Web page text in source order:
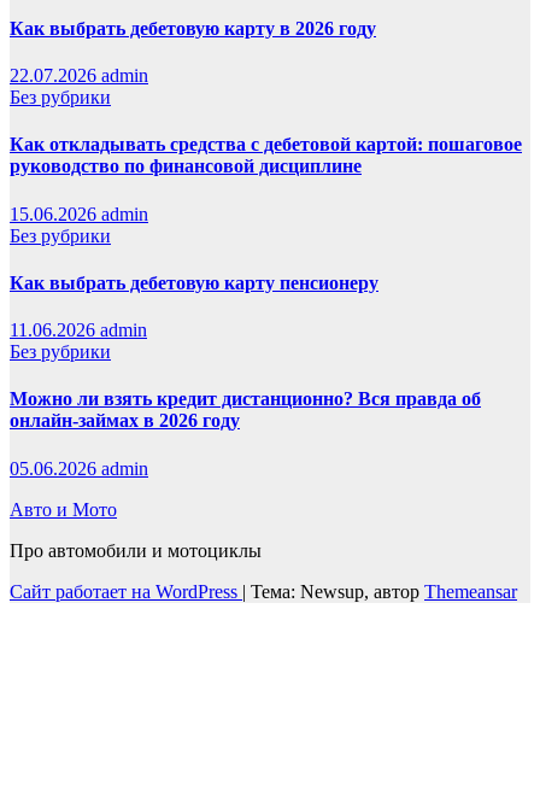
Как выбрать дебетовую карту в 2026 году
22.07.2026 admin
Без рубрики
Как откладывать средства с дебетовой картой: пошаговое
руководство по финансовой дисциплине
15.06.2026 admin
Без рубрики
Как выбрать дебетовую карту пенсионеру
11.06.2026 admin
Без рубрики
Можно ли взять кредит дистанционно? Вся правда об
онлайн-займах в 2026 году
05.06.2026 admin
Авто и Мото
Про автомобили и мотоциклы
Сайт работает на WordPress | Тема: Newsup, автор Themeansar